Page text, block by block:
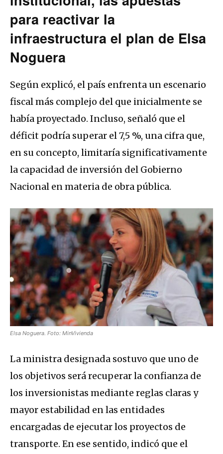
para reactivar la
infraestructura el plan de Elsa
Noguera
Según explicó, el país enfrenta un escenario
fiscal más complejo del que inicialmente se
había proyectado. Incluso, señaló que el
déficit podría superar el 7,5 %, una cifra que,
en su concepto, limitaría significativamente
la capacidad de inversión del Gobierno
Nacional en materia de obra pública.
Elsa Noguera. Foto: MinVivienda
La ministra designada sostuvo que uno de
los objetivos será recuperar la confianza de
los inversionistas mediante reglas claras y
mayor estabilidad en las entidades
encargadas de ejecutar los proyectos de
transporte. En ese sentido, indicó que el